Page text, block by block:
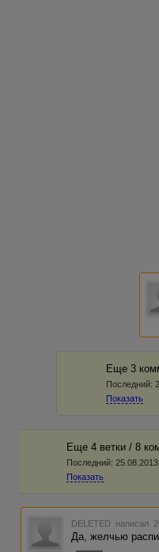
Еще 3
Последний:
Показать
Еще 4 ветки / 8
Последний:
Показать
DELETED написал
Да, желчью